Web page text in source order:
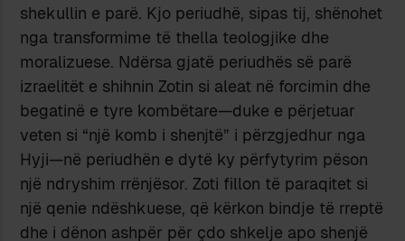
shekullin e parë. Kjo periudhë, sipas tij, shënohet
nga transformime të thella teologjike dhe
moralizuese. Ndërsa gjatë periudhës së parë
izraelitët e shihnin Zotin si aleat në forcimin dhe
begatinë e tyre kombëtare—duke e përjetuar
veten si “një komb i shenjtë” i përzgjedhur nga
Hyji—në periudhën e dytë ky përfytyrim pëson
një ndryshim rrënjësor. Zoti fillon të paraqitet si
një qenie ndëshkuese, që kërkon bindje të rreptë
dhe i dënon ashpër për çdo shkelje apo shenjë